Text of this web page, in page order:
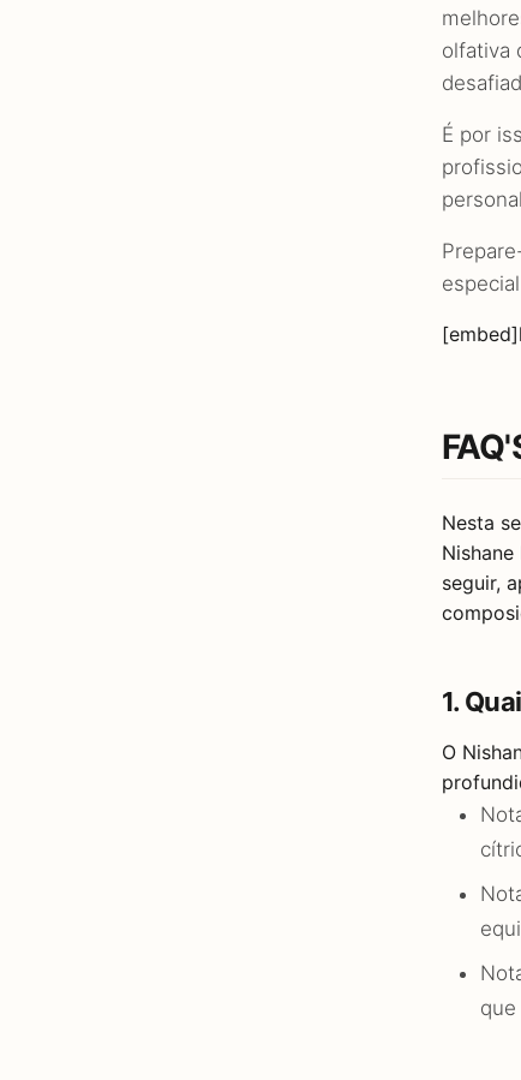
olfativa
É por
Nesta
seguir,
1.
O
que